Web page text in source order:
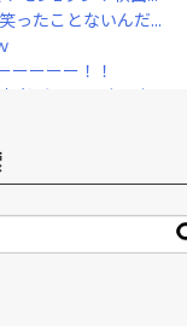
ったことないんだ...
ーーーー！！
があえて〝最強...
変えさせてはな...